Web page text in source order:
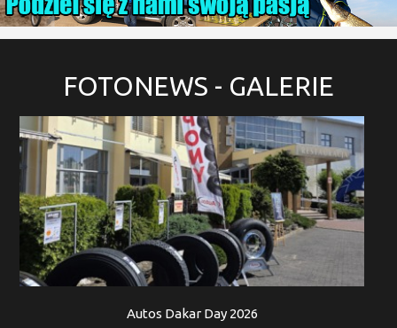
FOTONEWS - GALERIE
Autos Dakar Day 2026